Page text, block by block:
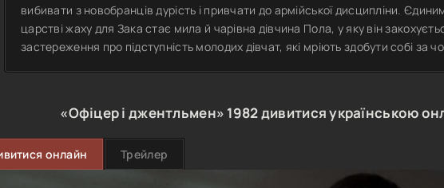
вибивати з новобранців дурість і привчати до армійської дисципліни.
царстві жаху для Зака стає мила й чарівна дівчина Пола, у яку він
застереження про підступність молодих дівчат, які мріють здобути собі за
«Офіцер і джентльмен» 1982дивитися українською
онлайн Трейлер